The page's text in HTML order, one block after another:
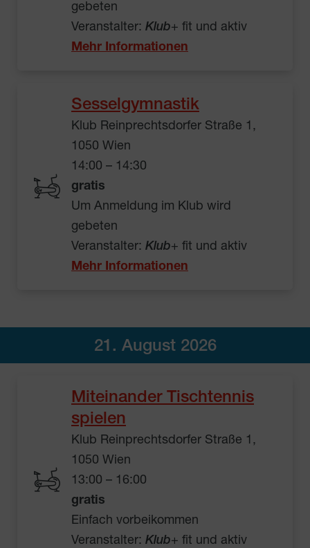
gebeten
Veranstalter: Klub+ fit und aktiv
Mehr Informationen
Sesselgymnastik
Klub Reinprechtsdorfer Straße 1,
1050 Wien
14:00 – 14:30
gratis
Um Anmeldung im Klub wird
gebeten
Veranstalter: Klub+ fit und aktiv
Mehr Informationen
21. August 2026
Miteinander Tischtennis
spielen
Klub Reinprechtsdorfer Straße 1,
1050 Wien
13:00 – 16:00
gratis
Einfach vorbeikommen
Veranstalter: Klub+ fit und aktiv